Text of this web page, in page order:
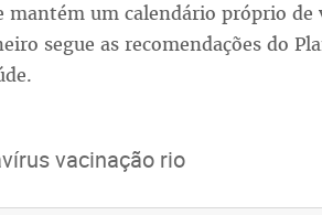
um calendário próprio de
segue as recomendações do
vacinação rio